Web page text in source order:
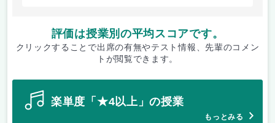
評価は授業別の平均スコアです。
クリックすることで出席の有無やテスト情報、先輩のコメン
トが閲覧できます。
楽単度「★4以上」の授業
もっとみる